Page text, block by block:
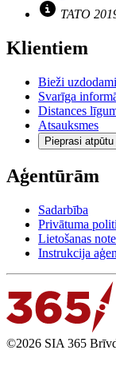
TATO
Klientiem
Bieži
Svarīga
Distances
Atsauksmes
Pieprasi atpūtu
Aģentūrām
Sadarbība
Privātuma
Lietošanas
Instrukcija
©2026 SIA 365